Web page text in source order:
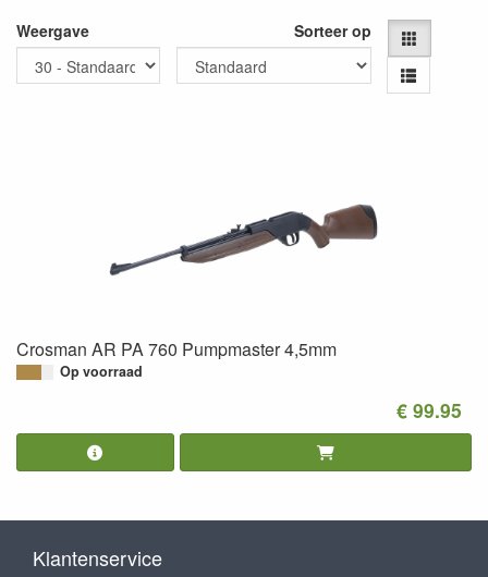
Weergave Sorteer op
Crosman AR PA 760 Pumpmaster 4,5mm
Op voorraad
€ 99.95
Klantenservice